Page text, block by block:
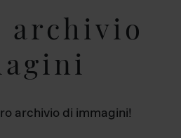
archivio
archivio di immagini!